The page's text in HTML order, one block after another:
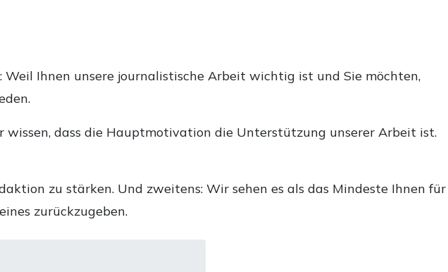
Ihnen unsere journalistische Arbeit wichtig ist und Sie möchten,
wissen, dass die Hauptmotivation die Unterstützung unserer Arbeit ist.
zu stärken. Und zweitens: Wir sehen es als das Mindeste Ihnen für
zurückzugeben.